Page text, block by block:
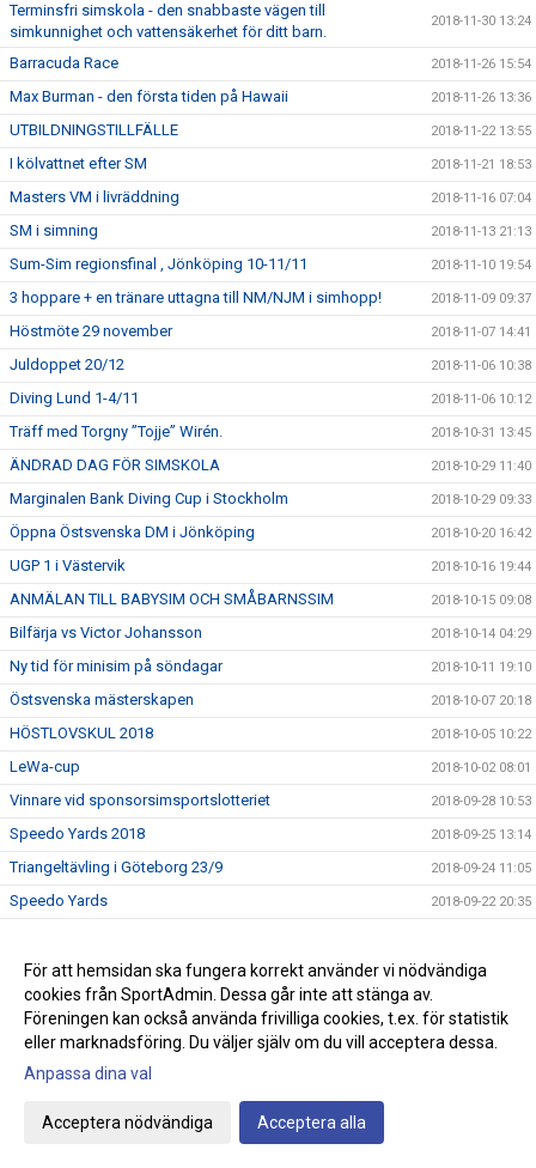
Terminsfri simskola - den snabbaste vägen till
simkunnighet och vattensäkerhet för ditt barn.
2018-11-30 13:24
Barracuda Race 2018-11-26 15:54
Max Burman - den första tiden på Hawaii 2018-11-26 13:36
UTBILDNINGSTILLFÄLLE 2018-11-22 13:55
I kölvattnet efter SM 2018-11-21 18:53
Masters VM i livräddning 2018-11-16 07:04
SM i simning 2018-11-13 21:13
Sum-Sim regionsfinal , Jönköping 10-11/11 2018-11-10 19:54
3 hoppare + en tränare uttagna till NM/NJM i simhopp! 2018-11-09 09:37
Höstmöte 29 november 2018-11-07 14:41
Juldoppet 20/12 2018-11-06 10:38
Diving Lund 1-4/11 2018-11-06 10:12
Träff med Torgny ”Tojje” Wirén. 2018-10-31 13:45
ÄNDRAD DAG FÖR SIMSKOLA 2018-10-29 11:40
Marginalen Bank Diving Cup i Stockholm 2018-10-29 09:33
Öppna Östsvenska DM i Jönköping 2018-10-20 16:42
UGP 1 i Västervik 2018-10-16 19:44
ANMÄLAN TILL BABYSIM OCH SMÅBARNSSIM 2018-10-15 09:08
Bilfärja vs Victor Johansson 2018-10-14 04:29
Ny tid för minisim på söndagar 2018-10-11 19:10
Östsvenska mästerskapen 2018-10-07 20:18
HÖSTLOVSKUL 2018 2018-10-05 10:22
LeWa-cup 2018-10-02 08:01
Vinnare vid sponsorsimsportslotteriet 2018-09-28 10:53
Speedo Yards 2018 2018-09-25 13:14
Triangeltävling i Göteborg 23/9 2018-09-24 11:05
Speedo Yards 2018-09-22 20:35
FLASH! Informationsträff för NIU-simsport Sanda 2018-09-14 09:07
Rösta på Lisa!!! 2018-09-04 17:22
SPONSORSIMSPORT 15/9 2018-09-03 14:38
Simskola för barn
VÄLKOMMEN TILL SIMSKOLA HÖSTEN 2018
För att hemsidan ska fungera korrekt använder vi nödvändiga
cookies från SportAdmin. Dessa går inte att stänga av.
Föreningen kan också använda frivilliga cookies, t.ex. för statistik
eller marknadsföring. Du väljer själv om du vill acceptera dessa.
Anpassa dina val
Acceptera nödvändiga Acceptera alla